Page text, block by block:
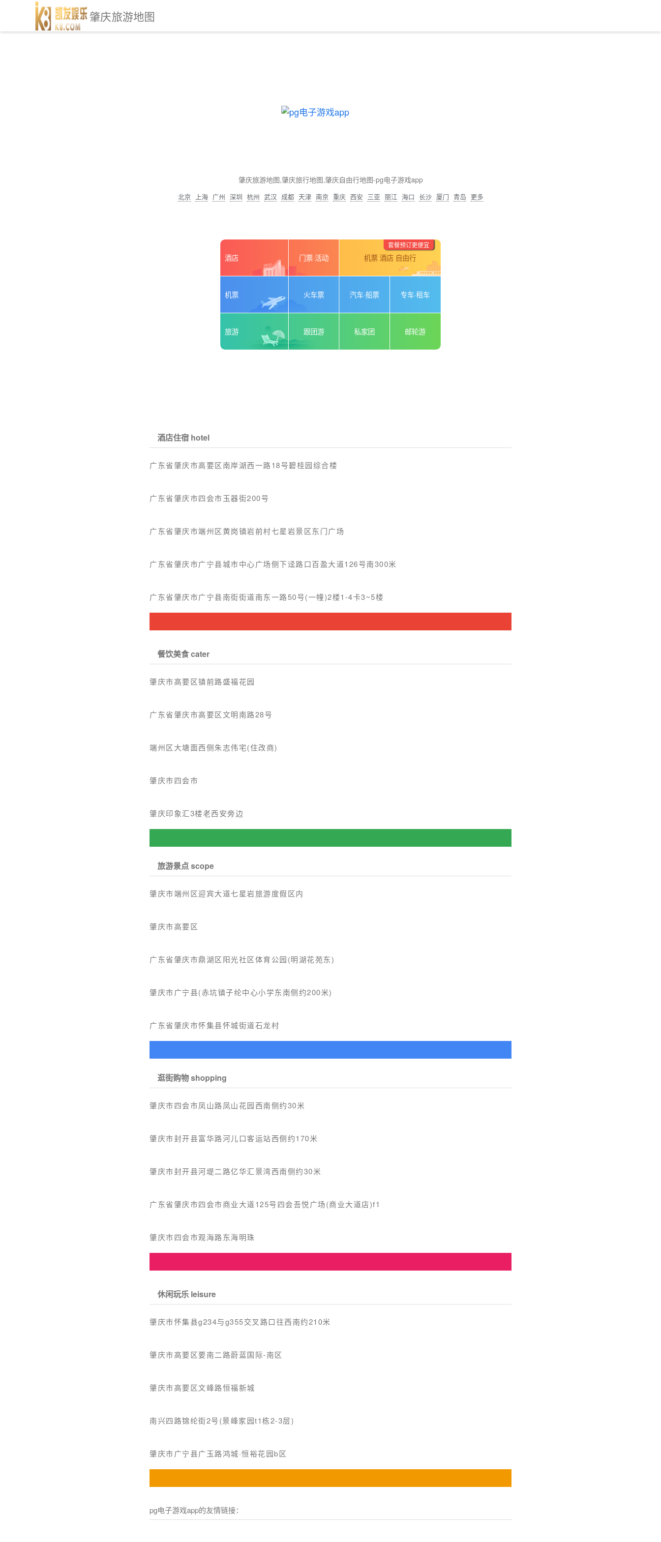
肇庆旅游地图
肇庆旅游地图,肇庆旅行地图,肇庆自由行地图-pg电子游戏app
北京 上海 广州 深圳 杭州 武汉 成都 天津 南京 重庆 西安 三亚 丽江 海口 长沙 厦门 青岛 更多
酒店 门票·活动 机票 酒店 自由行
套餐预订更便宜
机票 火车票 汽车·船票 专车·租车
旅游 跟团游 私家团 邮轮游
酒店住宿 hotel
广东省肇庆市高要区南岸湖西一路18号碧桂园综合楼
广东省肇庆市四会市玉器街200号
广东省肇庆市端州区黄岗镇岩前村七星岩景区东门广场
广东省肇庆市广宁县城市中心广场侧下迳路口百盈大道126号南300米
广东省肇庆市广宁县南街街道南东一路50号(一幢)2楼1-4卡3~5楼
餐饮美食 cater
肇庆市高要区镇前路盛福花园
广东省肇庆市高要区文明南路28号
端州区大塘面西侧朱志伟宅(住改商)
肇庆市四会市
肇庆印象汇3楼老西安旁边
旅游景点 scope
肇庆市端州区迎宾大道七星岩旅游度假区内
肇庆市高要区
广东省肇庆市鼎湖区阳光社区体育公园(明湖花苑东)
肇庆市广宁县(赤坑镇子纶中心小学东南侧约200米)
广东省肇庆市怀集县怀城街道石龙村
逛街购物 shopping
肇庆市四会市凤山路凤山花园西南侧约30米
肇庆市封开县富华路河儿口客运站西侧约170米
肇庆市封开县河堤二路亿华汇景湾西南侧约30米
广东省肇庆市四会市商业大道125号四会吾悦广场(商业大道店)f1
肇庆市四会市观海路东海明珠
休闲玩乐 leisure
肇庆市怀集县g234与g355交叉路口往西南约210米
肇庆市高要区要南二路蔚蓝国际-南区
肇庆市高要区文峰路恒福新城
南兴四路锦纶街2号(景峰家园t1栋2-3层)
肇庆市广宁县广玉路鸿城·恒裕花园b区
pg电子游戏app的友情链接：